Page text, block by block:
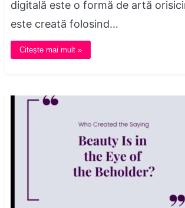
digitală este o formă de artă
este creată folosind…
Citește mai mult »